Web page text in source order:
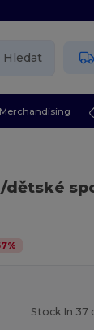
Hledat
Merchandising
dětské
%
Stock In 37